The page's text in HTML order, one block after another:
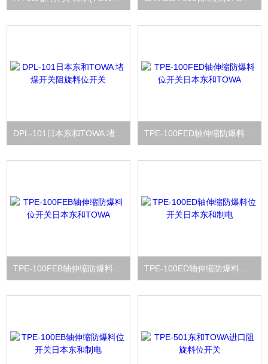
DPL-101日本东和TOWA 堵煤开关阻旋料位开关 TPE-100FED轴伸缩防爆料位开关日本东和TOWA
TPE-100FEB轴伸缩防爆料位开关日本东和TOWA TPE-100ED轴伸缩防爆料位开关日本东和制电